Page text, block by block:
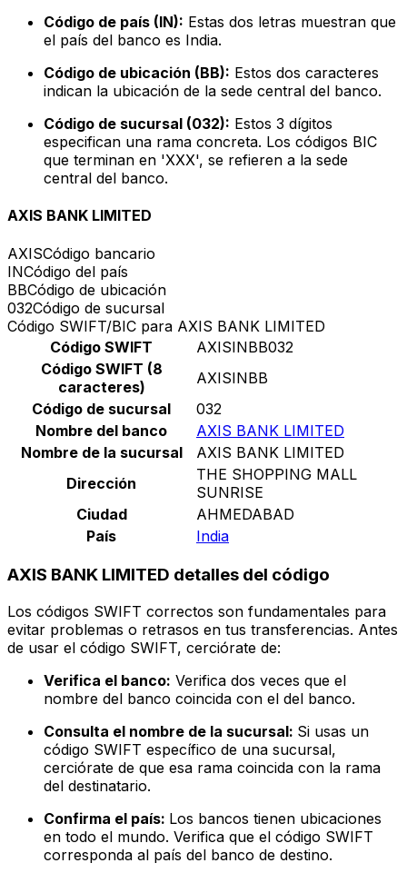
Código de país (IN): Estas dos letras muestran que
el país del banco es India.
Código de ubicación (BB): Estos dos caracteres
indican la ubicación de la sede central del banco.
Código de sucursal (032): Estos 3 dígitos
especifican una rama concreta. Los códigos BIC
que terminan en 'XXX', se refieren a la sede
central del banco.
AXIS BANK LIMITED
AXISCódigo bancario
INCódigo del país
BBCódigo de ubicación
032Código de sucursal
Código SWIFT/BIC para AXIS BANK LIMITED
Código SWIFT
AXISINBB032
Código SWIFT (8
caracteres)
AXISINBB
Código de sucursal
032
Nombre del banco
AXIS BANK LIMITED
Nombre de la sucursal
AXIS BANK LIMITED
Dirección
THE SHOPPING MALL
SUNRISE
Ciudad
AHMEDABAD
País
India
AXIS BANK LIMITED detalles del código
Los códigos SWIFT correctos son fundamentales para
evitar problemas o retrasos en tus transferencias. Antes
de usar el código SWIFT, cerciórate de:
Verifica el banco: Verifica dos veces que el
nombre del banco coincida con el del banco.
Consulta el nombre de la sucursal: Si usas un
código SWIFT específico de una sucursal,
cerciórate de que esa rama coincida con la rama
del destinatario.
Confirma el país: Los bancos tienen ubicaciones
en todo el mundo. Verifica que el código SWIFT
corresponda al país del banco de destino.